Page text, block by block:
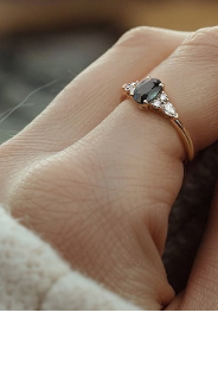
ainsi des métaux
. Pour celles qui désirent un
main avec éclat.
alliance homme oret la
de mariage femme
création célèbre
particulier. Choisir une
bague mariage femme
futures.